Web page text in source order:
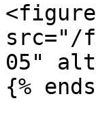
src="/
05"
{%